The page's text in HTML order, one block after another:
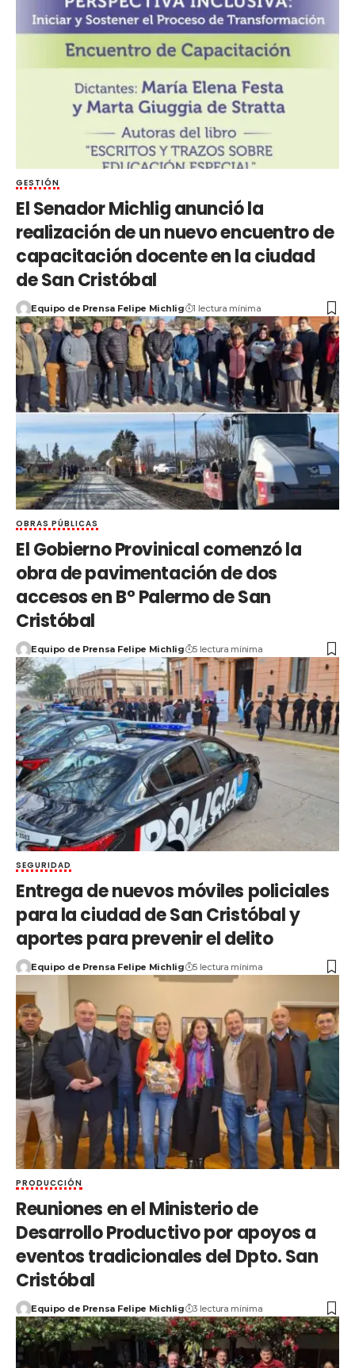
GESTIÓN
El Senador Michlig anunció la
realización de un nuevo encuentro de
capacitación docente en la ciudad
de San Cristóbal
Equipo de Prensa Felipe Michlig 1 lectura mínima
OBRAS PÚBLICAS
El Gobierno Provinical comenzó la
obra de pavimentación de dos
accesos en B° Palermo de San
Cristóbal
Equipo de Prensa Felipe Michlig 5 lectura mínima
SEGURIDAD
Entrega de nuevos móviles policiales
para la ciudad de San Cristóbal y
aportes para prevenir el delito
Equipo de Prensa Felipe Michlig 5 lectura mínima
PRODUCCIÓN
Reuniones en el Ministerio de
Desarrollo Productivo por apoyos a
eventos tradicionales del Dpto. San
Cristóbal
Equipo de Prensa Felipe Michlig 3 lectura mínima